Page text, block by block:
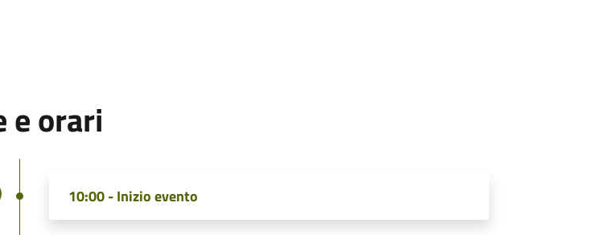
e orari
10:00 - Inizio evento